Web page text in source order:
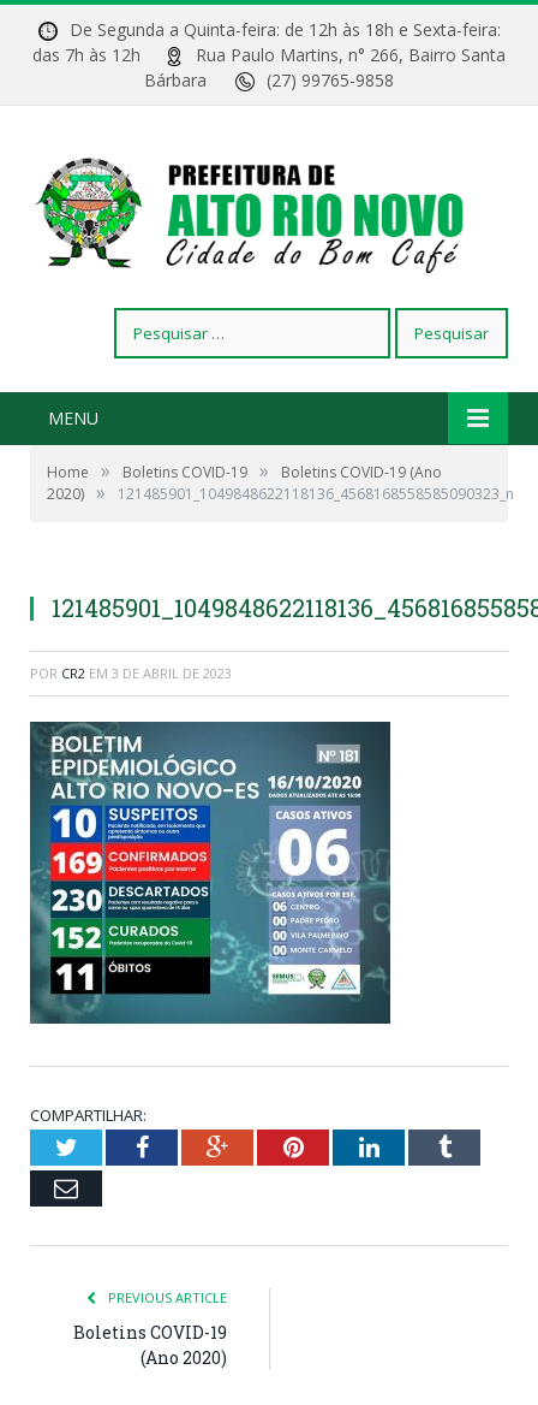
De Segunda a Quinta-feira: de 12h às 18h e Sexta-feira:
das 7h às 12h
Rua Paulo Martins, n° 266, Bairro Santa
Bárbara
(27) 99765-9858
por:
MENU
Home » Boletins COVID-19 »
Boletins COVID-19 (Ano
2020) » 121485901_1049848622118136_4568168558585090323_n
POR CR2 EM 3 DE ABRIL DE 2023
COMPARTILHAR:
TwitterFacebookGoogle+PinterestLinkedInTumblr
Email
PREVIOUS ARTICLE
Boletins COVID-19
(Ano 2020)